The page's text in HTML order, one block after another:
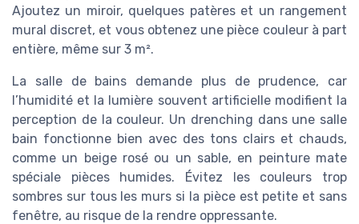
Ajoutez un miroir, quelques patères et un rangement
mural discret, et vous obtenez une pièce couleur à part
entière, même sur 3 m².
La salle de bains demande plus de prudence, car
l’humidité et la lumière souvent artificielle modifient la
perception de la couleur. Un drenching dans une salle
bain fonctionne bien avec des tons clairs et chauds,
comme un beige rosé ou un sable, en peinture mate
spéciale pièces humides. Évitez les couleurs trop
sombres sur tous les murs si la pièce est petite et sans
fenêtre, au risque de la rendre oppressante.